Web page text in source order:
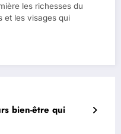
les richesses du
et les visages qui
bien-être qui